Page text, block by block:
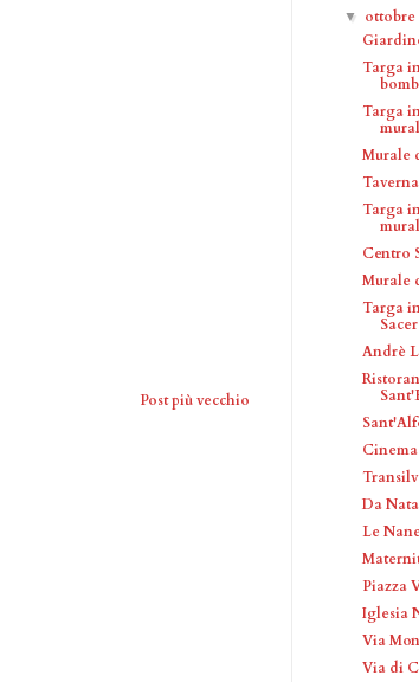
Post più vecchio
▼ ottobre
Targa
Targa
Murale
Targa
Centro
Murale
Targa
Andrè
Da
Le
Piazza
Iglesia
Via
Via di